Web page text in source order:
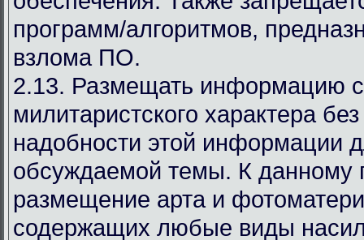
программ/алгоритмов,
взлома ПО.
2.13. Размещать информацию
милитаристского характера
надобности этой информации
обсуждаемой темы. К данному
размещение арта и
содержащих любые виды